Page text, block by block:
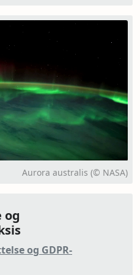
Aurora australis (© NASA)
og
og GDPR-